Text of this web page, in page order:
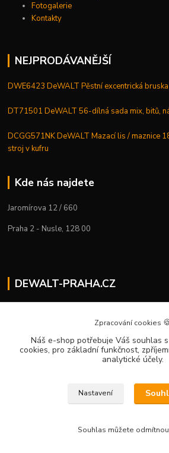
Fotogalerie
Kontakty
NEJPRODÁVANĚJŠÍ
DWE6423 DeWALT Pěstní excentrická
DT71501 DeWALT 56-dílná sada mix, bitů,
DCGG571NK DeWALT Mazací lis / maznice
stroj v kufru
Kde nás najdete
Jaromírova 12 / 660
Praha 2 - Nusle, 128 00
DEWALT-PRAHA.CZ
+420 224 936 535
info@dewalt-praha.cz
Zpracování cookies
Náš e-shop potřebuje Váš souhlas
cookies, pro základní funkčnost,
analytické účely.
Nastavení
Souhlas můžete